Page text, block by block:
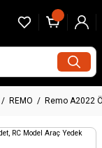
REMO Remo A2022